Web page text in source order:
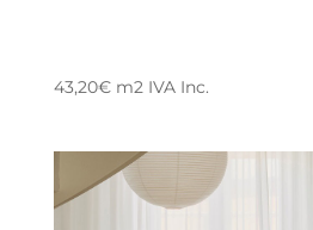
43,20€m2 IVA Inc.